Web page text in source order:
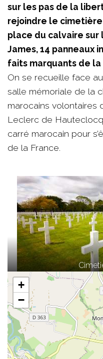
sur les pas de la
rejoindre le
place du calvaire sur
James, 14
faits marquants de
On se recueille face
salle mémoriale de la
marocains volontaires
Leclerc de
carré marocain pour
de la France.
+
−